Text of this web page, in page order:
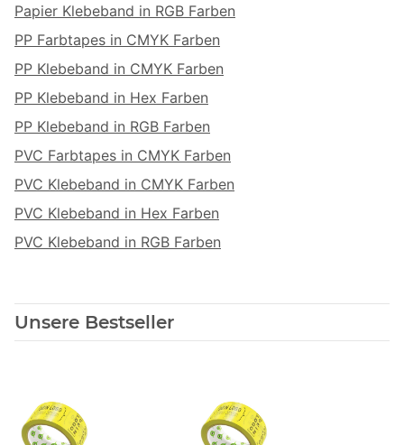
Papier Klebeband in RGB Farben
PP Farbtapes in CMYK Farben
PP Klebeband in CMYK Farben
PP Klebeband in Hex Farben
PP Klebeband in RGB Farben
PVC Farbtapes in CMYK Farben
PVC Klebeband in CMYK Farben
PVC Klebeband in Hex Farben
PVC Klebeband in RGB Farben
Unsere Bestseller